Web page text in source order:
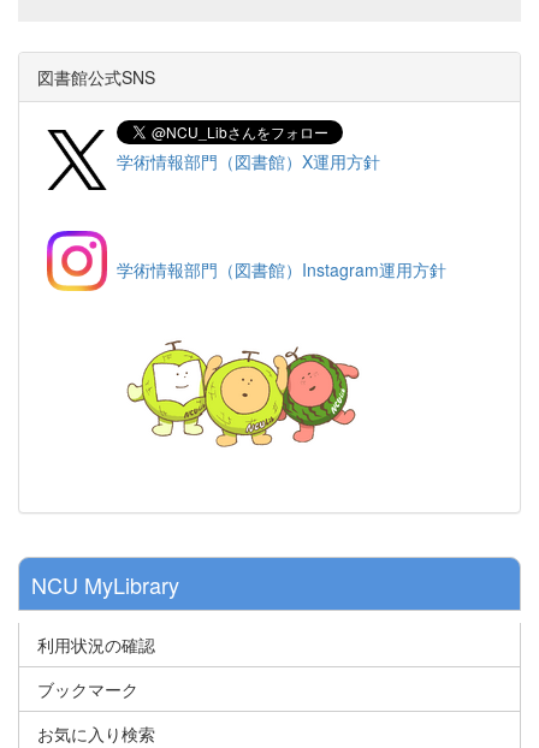
図書館公式SNS
学術情報部門（図書館）X運用方針
学術情報部門（図書館）Instagram運用方針
NCU MyLibrary
利用状況の確認
ブックマーク
お気に入り検索